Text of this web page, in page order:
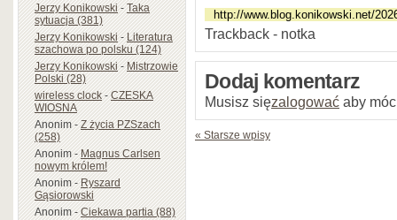
Jerzy Konikowski-Taka
sytuacja (381)
Jerzy Konikowski-Literatura
szachowa po polsku (124)
Jerzy Konikowski-Mistrzowie
Polski (28)
wireless clock-CZESKA
WIOSNA
Anonim-Z życia PZSzach
(258)
Anonim-Magnus Carlsen
nowym królem!
Anonim-Ryszard
Gąsiorowski
Anonim-Ciekawa partia (88)
Trackback - notka
Dodaj komentarz
Musisz sięzalogować aby
« Starsze wpisy